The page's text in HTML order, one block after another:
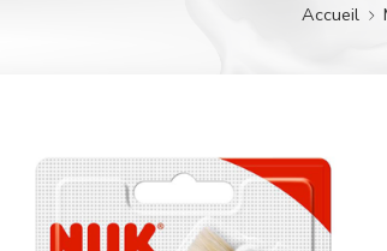
Accueil